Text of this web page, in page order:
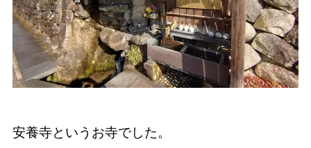
安養寺というお寺でした。